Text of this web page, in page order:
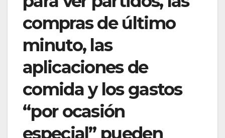
compras de último
minuto, las
aplicaciones de
comida y los gastos
“por ocasión
especial” pueden